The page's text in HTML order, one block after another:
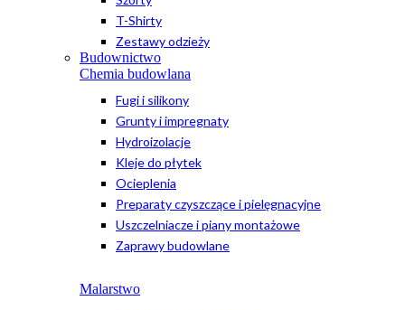
T-Shirty
Zestawy odzieży
Budownictwo
Chemia budowlana
Fugi i silikony
Grunty i impregnaty
Hydroizolacje
Kleje do płytek
Ocieplenia
Preparaty czyszczące i pielęgnacyjne
Uszczelniacze i piany montażowe
Zaprawy budowlane
Malarstwo